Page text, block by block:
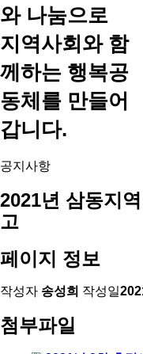
와 나눔으로
지역사회와 함
께하는 행복공
동체를 만들어
갑니다.
공지사항
2021년 삼동지
고
페이지 정보
작성자 송성희 작성일
첨부파일